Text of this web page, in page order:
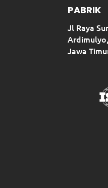
PABRIK
Jl Raya
Jawa